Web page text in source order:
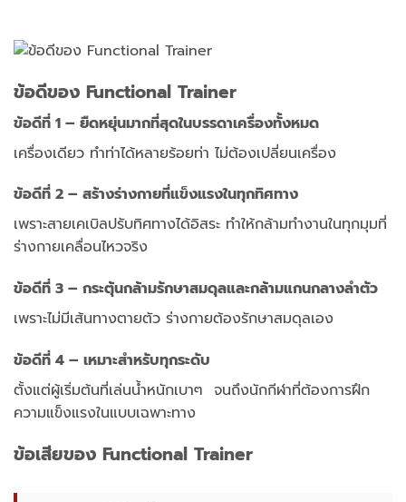
ข้อดีของ Functional Trainer
ข้อดีที่ 1 – ยืดหยุ่นมากที่สุดในบรรดาเครื่องทั้งหมด
เครื่องเดียว ทำท่าได้หลายร้อยท่า ไม่ต้องเปลี่ยนเครื่อง
ข้อดีที่ 2 – สร้างร่างกายที่แข็งแรงในทุกทิศทาง
เพราะสายเคเบิลปรับทิศทางได้อิสระ ทำให้กล้ามทำงานในทุกมุมที่
ร่างกายเคลื่อนไหวจริง
ข้อดีที่ 3 – กระตุ้นกล้ามรักษาสมดุลและกล้ามแกนกลางลำตัว
เพราะไม่มีเส้นทางตายตัว ร่างกายต้องรักษาสมดุลเอง
ข้อดีที่ 4 – เหมาะสำหรับทุกระดับ
ตั้งแต่ผู้เริ่มต้นที่เล่นน้ำหนักเบาๆ จนถึงนักกีฬาที่ต้องการฝึก
ความแข็งแรงในแบบเฉพาะทาง
ข้อเสียของ Functional Trainer